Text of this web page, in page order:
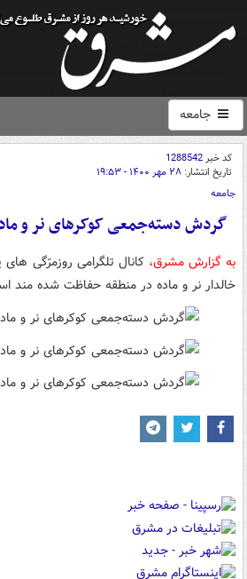
جامعه
کد خبر1288542
تاریخ انتشار: ۲۸ مهر ۱۴۰۰ - ۱۹:۵۳
جامعه
گردش دسته‌جمعی کوکرهای نر و
به گزارش مشرق، کانال تلگرامی روزمرّگی
خالدار نر و ماده در منطقه حفاظت شده مند